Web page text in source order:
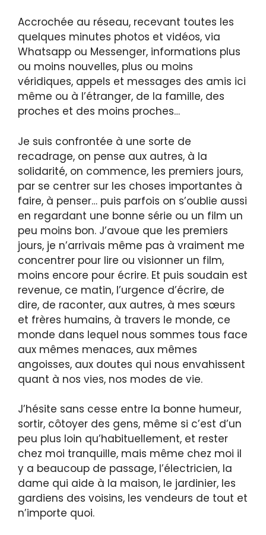
Accrochée au réseau, recevant toutes les
quelques minutes photos et vidéos, via
Whatsapp ou Messenger, informations plus
ou moins nouvelles, plus ou moins
véridiques, appels et messages des amis ici
même ou à l’étranger, de la famille, des
proches et des moins proches…
Je suis confrontée à une sorte de
recadrage, on pense aux autres, à la
solidarité, on commence, les premiers jours,
par se centrer sur les choses importantes à
faire, à penser… puis parfois on s’oublie aussi
en regardant une bonne série ou un film un
peu moins bon. J’avoue que les premiers
jours, je n’arrivais même pas à vraiment me
concentrer pour lire ou visionner un film,
moins encore pour écrire. Et puis soudain est
revenue, ce matin, l’urgence d’écrire, de
dire, de raconter, aux autres, à mes sœurs
et frères humains, à travers le monde, ce
monde dans lequel nous sommes tous face
aux mêmes menaces, aux mêmes
angoisses, aux doutes qui nous envahissent
quant à nos vies, nos modes de vie.
J’hésite sans cesse entre la bonne humeur,
sortir, côtoyer des gens, même si c’est d’un
peu plus loin qu’habituellement, et rester
chez moi tranquille, mais même chez moi il
y a beaucoup de passage, l’électricien, la
dame qui aide à la maison, le jardinier, les
gardiens des voisins, les vendeurs de tout et
n’importe quoi.